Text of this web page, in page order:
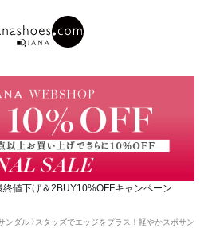
値下げ＆2BUY10%OFFキャンペーン
ンダル スタッズでエッジをプラス！軽やかスポサン